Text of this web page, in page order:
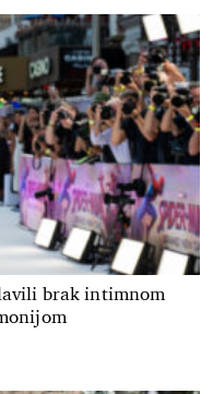
brak intimnom